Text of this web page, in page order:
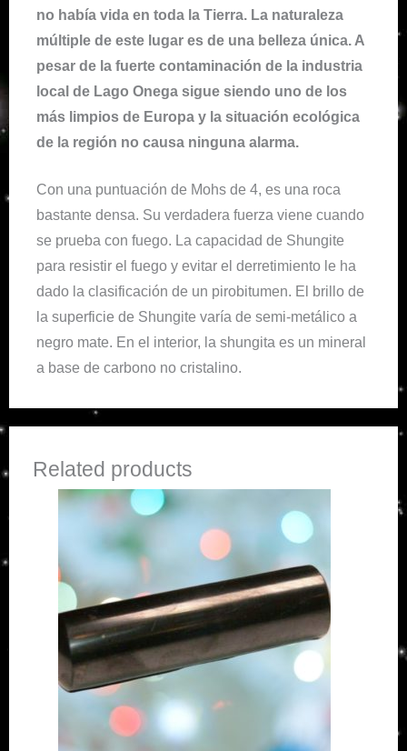
no había vida en toda la Tierra. La naturaleza
múltiple de este lugar es de una belleza única. A
pesar de la fuerte contaminación de la industria
local de Lago Onega sigue siendo uno de los
más limpios de Europa y la situación ecológica
de la región no causa ninguna alarma.
Con una puntuación de Mohs de 4, es una roca
bastante densa. Su verdadera fuerza viene cuando
se prueba con fuego. La capacidad de Shungite
para resistir el fuego y evitar el derretimiento le ha
dado la clasificación de un pirobitumen. El brillo de
la superficie de Shungite varía de semi-metálico a
negro mate. En el interior, la shungita es un mineral
a base de carbono no cristalino.
Related products